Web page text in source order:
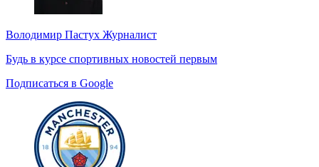
Володимир Пастух Журналист
Будь в курсе спортивных новостей первым
Подписаться в Google